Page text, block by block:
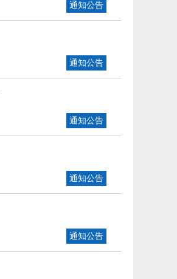
通知公告
通知公告
通知公告
通知公告
通知公告